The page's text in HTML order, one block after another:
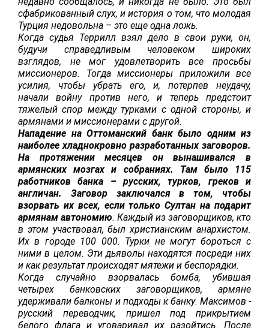
сфабрикованный слух, и история о том, что молодая
Турция недовольна – это еще одна ложь.
Когда судья Террилл взял дело в свои руки, он,
будучи справедливым человеком широких
взглядов, не мог удовлетворить все просьбы
миссионеров. Тогда миссионеры приложили все
усилия, чтобы убрать его, и, потерпев неудачу,
начали войну против него, и теперь предстоит
тяжелый спор между турками с одной стороны, и
армянами и миссионерами с другой.
Нападение на Оттоманский банк было одним из
наиболее хладнокровно разработанных заговоров.
На протяжении месяцев он вынашивался в
армянских мозгах и собраниях. Там было 115
работников банка – русских, турков, греков и
англичан. Заговор заключался в том, чтобы
взорвать их всех, если только Султан на подарит
армянам автономию. Каждый из заговорщиков, кто
в этом участвовал, был христианским анархистом.
Их в городе 100 000. Турки не могут бороться с
ними в целом. Эти дьяволы находятся посреди них
и как результат происходят мятежи и беспорядки.
Когда случайно взорвалась бомба, убившая
четырех банковских заговорщиков, армяне
удерживали балконы и подходы к банку. Максимов -
русский переводчик, пришел под прикрытием
белого флага и уговаривал их разойтись. После